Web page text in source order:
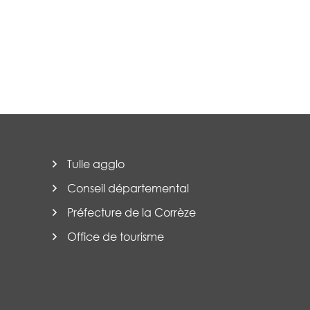
Tulle agglo
Conseil départemental
Préfecture de la Corrèze
Office de tourisme